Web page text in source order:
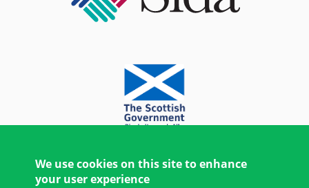
We use cookies on this site to enhance
your user experience